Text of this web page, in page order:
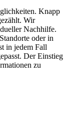
Knapp
Wir
Nachhilfe.
oder in
in jedem Fall
Der Einstieg
zu